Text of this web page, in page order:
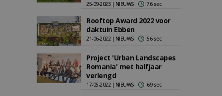
25-09-2023 | NIEUWS 76 sec
Rooftop Award 2022 voor
daktuin Ebben
21-06-2022 | NIEUWS 56 sec
Project 'Urban Landscapes
Romania' met halfjaar
verlengd
17-05-2022 | NIEUWS 69 sec